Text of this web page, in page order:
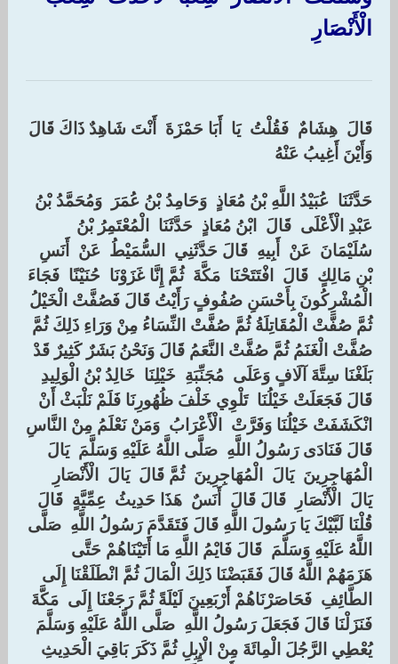
‏الْأَنْصَارِ ‏
‏قَالَ ‏ ‏هِشَامٌ ‏ ‏فَقُلْتُ ‏ ‏يَا ‏ ‏أَبَا حَمْزَةَ ‏ ‏أَنْتَ شَاهِدٌ ذَاكَ قَالَ
وَأَيْنَ أَغِيبُ عَنْهُ
‏حَدَّثَنَا ‏ ‏عُبَيْدُ اللَّهِ بْنُ مُعَاذٍ ‏ ‏وَحَامِدُ بْنُ عُمَرَ ‏ ‏وَمُحَمَّدُ بْنُ
عَبْدِ الْأَعْلَى ‏ ‏قَالَ ‏ ‏ابْنُ مُعَاذٍ ‏ ‏حَدَّثَنَا ‏ ‏الْمُعْتَمِرُ بْنُ
سُلَيْمَانَ ‏ ‏عَنْ ‏ ‏أَبِيهِ ‏ ‏قَالَ حَدَّثَنِي ‏ ‏السُّمَيْطُ ‏ ‏عَنْ ‏ ‏أَنَسِ
بْنِ مَالِكٍ ‏ ‏قَالَ ‏ ‏افْتَتَحْنَا ‏ ‏مَكَّةَ ‏ ‏ثُمَّ إِنَّا غَزَوْنَا ‏ ‏حُنَيْنًا ‏ ‏فَجَاءَ
الْمُشْرِكُونَ بِأَحْسَنِ صُفُوفٍ رَأَيْتُ قَالَ فَصُفَّتْ الْخَيْلُ
ثُمَّ صُفَّتْ الْمُقَاتِلَةُ ثُمَّ صُفَّتْ النِّسَاءُ مِنْ وَرَاءِ ذَلِكَ ثُمَّ
صُفَّتْ الْغَنَمُ ثُمَّ صُفَّتْ النَّعَمُ قَالَ وَنَحْنُ بَشَرٌ كَثِيرٌ قَدْ
بَلَغْنَا سِتَّةَ آلَافٍ وَعَلَى ‏ ‏مُجَنِّبَةِ ‏ ‏خَيْلِنَا ‏ ‏خَالِدُ بْنُ الْوَلِيدِ ‏
‏قَالَ فَجَعَلَتْ خَيْلُنَا ‏ ‏تَلْوِي خَلْفَ ظُهُورِنَا فَلَمْ نَلْبَثْ أَنْ
انْكَشَفَتْ خَيْلُنَا وَفَرَّتْ ‏ ‏الْأَعْرَابُ ‏ ‏وَمَنْ نَعْلَمُ مِنْ النَّاسِ
قَالَ فَنَادَى رَسُولُ اللَّهِ ‏ ‏صَلَّى اللَّهُ عَلَيْهِ وَسَلَّمَ ‏ ‏يَالَ ‏
‏الْمُهَاجِرِينَ ‏ ‏يَالَ ‏ ‏الْمُهَاجِرِينَ ‏ ‏ثُمَّ قَالَ ‏ ‏يَالَ ‏ ‏الْأَنْصَارِ ‏
‏يَالَ ‏ ‏الْأَنْصَارِ ‏ ‏قَالَ قَالَ ‏ ‏أَنَسٌ ‏ ‏هَذَا حَدِيثُ ‏ ‏عِمِّيَّةٍ ‏ ‏قَالَ
قُلْنَا لَبَّيْكَ يَا رَسُولَ اللَّهِ قَالَ فَتَقَدَّمَ رَسُولُ اللَّهِ ‏ ‏صَلَّى
اللَّهُ عَلَيْهِ وَسَلَّمَ ‏ ‏قَالَ فَايْمُ اللَّهِ مَا أَتَيْنَاهُمْ حَتَّى
هَزَمَهُمْ اللَّهُ قَالَ فَقَبَضْنَا ذَلِكَ الْمَالَ ثُمَّ انْطَلَقْنَا إِلَى ‏
‏الطَّائِفِ ‏ ‏فَحَاصَرْنَاهُمْ أَرْبَعِينَ لَيْلَةً ثُمَّ رَجَعْنَا إِلَى ‏ ‏مَكَّةَ ‏
‏فَنَزَلْنَا قَالَ فَجَعَلَ رَسُولُ اللَّهِ ‏ ‏صَلَّى اللَّهُ عَلَيْهِ وَسَلَّمَ ‏
‏يُعْطِي الرَّجُلَ الْمِائَةَ مِنْ الْإِبِلِ ثُمَّ ذَكَرَ بَاقِيَ الْحَدِيثِ